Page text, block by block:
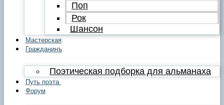
Поп
Рок
Шансон
Мастерская
Гражданинъ
Поэтическая подборка для альманаха
Путь поэта
Форум